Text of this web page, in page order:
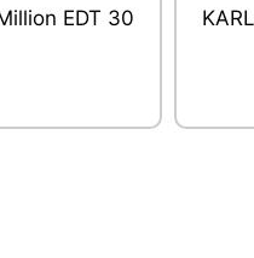
Femme 2026